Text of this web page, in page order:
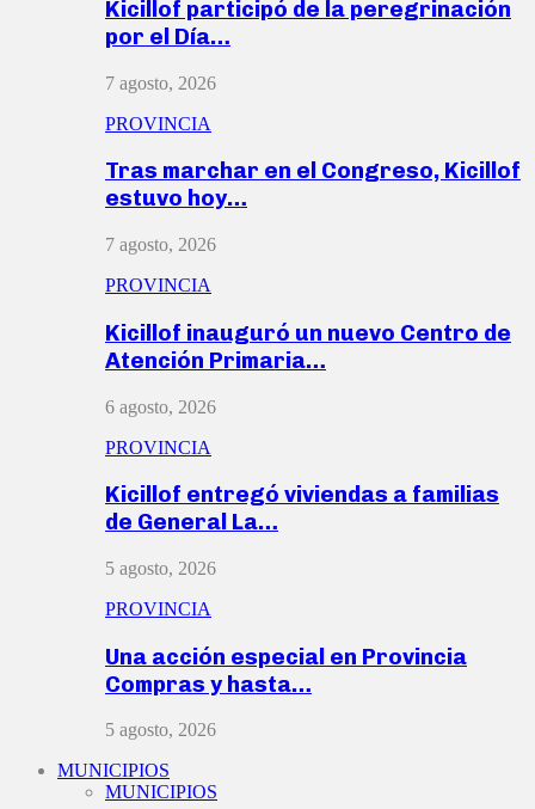
Kicillof participó de la peregrinación
por el Día…
7 agosto, 2026
PROVINCIA
Tras marchar en el Congreso, Kicillof
estuvo hoy…
7 agosto, 2026
PROVINCIA
Kicillof inauguró un nuevo Centro de
Atención Primaria…
6 agosto, 2026
PROVINCIA
Kicillof entregó viviendas a familias
de General La…
5 agosto, 2026
PROVINCIA
Una acción especial en Provincia
Compras y hasta…
5 agosto, 2026
MUNICIPIOS
MUNICIPIOS